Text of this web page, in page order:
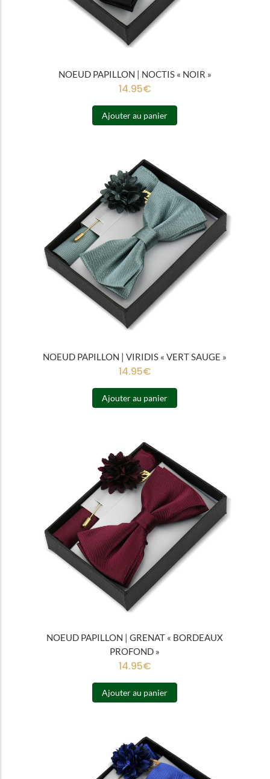
NOEUD PAPILLON | NOCTIS « NOIR »
14.95€
Ajouter au panier
NOEUD PAPILLON | VIRIDIS « VERT SAUGE »
14.95€
Ajouter au panier
NOEUD PAPILLON | GRENAT « BORDEAUX
PROFOND »
14.95€
Ajouter au panier